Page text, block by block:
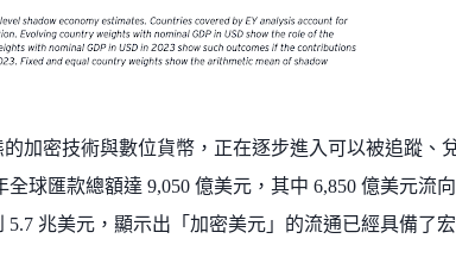
加密技術與數位貨幣，正在逐步進入可以被追蹤、
全球匯款總額達 9,050 億美元，其中 6,850 億美元流
兆美元，顯示出「加密美元」的流通已經具備了